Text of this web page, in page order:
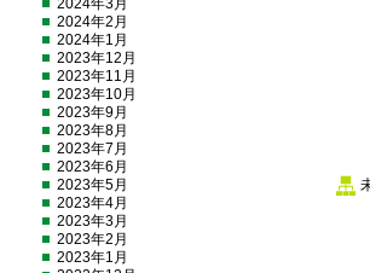
2024年3月
2024年2月
2024年1月
2023年12月
2023年11月
2023年10月
2023年9月
2023年8月
2023年7月
2023年6月
2023年5月
2023年4月
2023年3月
2023年2月
2023年1月